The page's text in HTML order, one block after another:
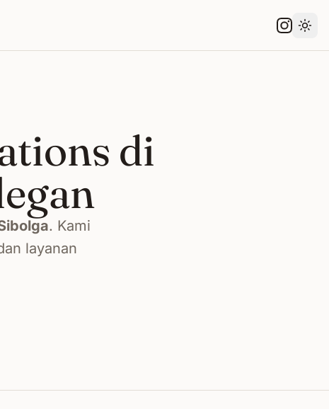
di
. Kami
layanan